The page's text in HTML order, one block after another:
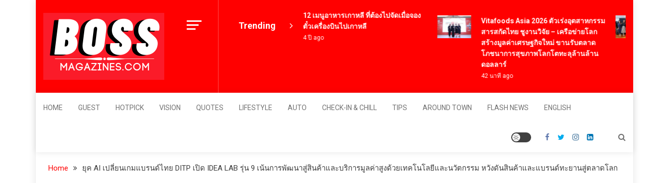
content
BossMagazinesThailand
Leader's Vision
Trending
12 เมนูอาหารเกาหลี ที่ต้องไปจัดเมื่อจอง
ตั๋วเครื่องบินไปเกาหลี
4 ปี ago
Vitafoods Asia 2026 ตัวเร่งอุตสาหกรรม
สารสกัดไทย ชูงานวิจัย – เครือข่ายโลก
สร้างมูลค่าเศรษฐกิจใหม่ ขานรับตลาด
โภชนาการสุขภาพโลกโตทะลุล้านล้าน
ดอลลาร์
42 นาที ago
HOME GUEST HOTPICK VISION QUOTES LIFESTYLE AUTO CHECK-IN & CHILL TIPS AROUND TOWN FLASH NEWS ENGLISH
Home ยุค AI เปลี่ยนเกมแบรนด์ไทย DITP เปิด IDEA LAB รุ่น 9 เน้นการพัฒนาสู่สินค้าและบริการมูลค่าสูงด้วยเทคโนโลยีและนวัตกรรม หวังดันสินค้าและแบรนด์ทะยานสู่ตลาดโลก